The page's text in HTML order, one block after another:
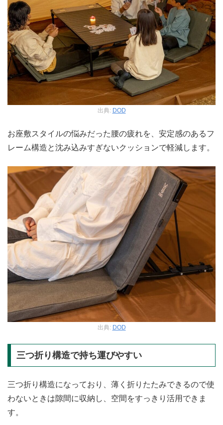
出典: DOD
お座敷スタイルの悩みだった腰の疲れを、安定感のあるフ
レーム構造と沈み込みすぎないクッションで軽減します。
出典: DOD
三つ折り構造で持ち運びやすい
三つ折り構造になっており、薄く折りたたみできるので使
わないときは隙間に収納し、空間をすっきり活用できま
す。